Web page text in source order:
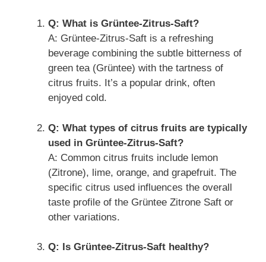
Q: What is Grüntee-Zitrus-Saft?
A: Grüntee-Zitrus-Saft is a refreshing
beverage combining the subtle bitterness of
green tea (Grüntee) with the tartness of
citrus fruits. It’s a popular drink, often
enjoyed cold.
Q: What types of citrus fruits are typically
used in Grüntee-Zitrus-Saft?
A: Common citrus fruits include lemon
(Zitrone), lime, orange, and grapefruit. The
specific citrus used influences the overall
taste profile of the Grüntee Zitrone Saft or
other variations.
Q: Is Grüntee-Zitrus-Saft healthy?